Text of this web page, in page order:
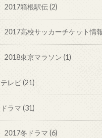
2017箱根駅伝 (2)
2017高校サッカーチケット情
2018東京マラソン (1)
テレビ (21)
ドラマ (31)
2017冬ドラマ (6)